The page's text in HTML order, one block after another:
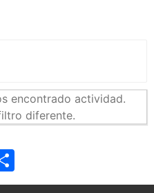
encontrado actividad.
diferente.